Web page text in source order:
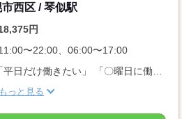
西区 / 琴似駅
円
〜22:00、06:00〜17:00
もっと見る